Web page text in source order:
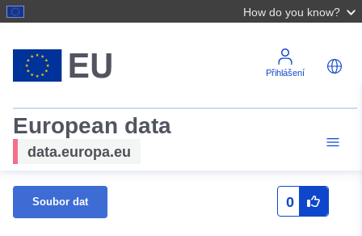
How do you know?
Přihlášení
European data
data.europa.eu
Soubor dat 0